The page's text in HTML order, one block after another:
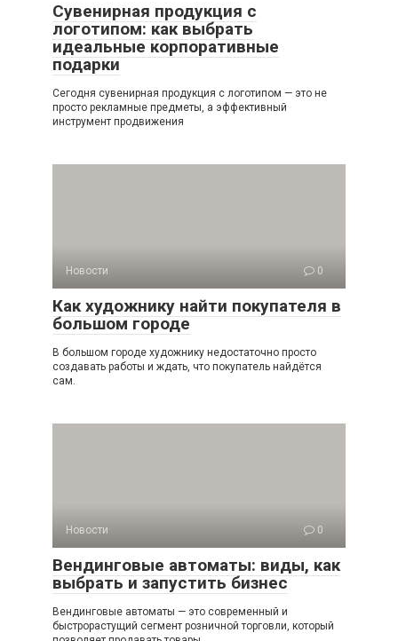
Сувенирная продукция с
логотипом: как выбрать
идеальные корпоративные
подарки
Сегодня сувенирная продукция с логотипом — это не
просто рекламные предметы, а эффективный
инструмент продвижения
Новости 0
Как художнику найти покупателя в
большом городе
В большом городе художнику недостаточно просто
создавать работы и ждать, что покупатель найдётся
сам.
Новости 0
Вендинговые автоматы: виды, как
выбрать и запустить бизнес
Вендинговые автоматы — это современный и
быстрорастущий сегмент розничной торговли, который